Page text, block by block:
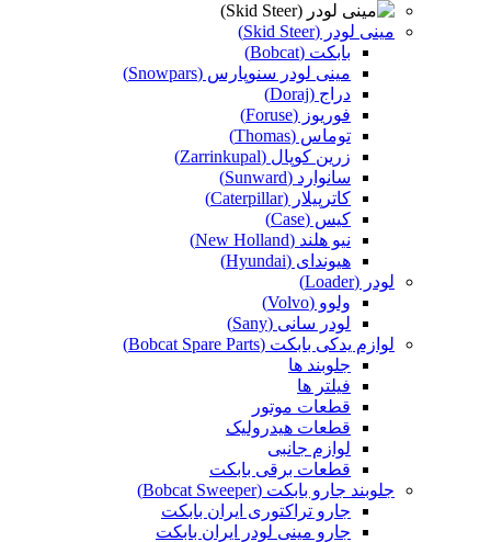
مینی لودر (Skid Steer)
بابکت (Bobcat)
مینی لودر سنوپارس (Snowpars)
دراج (Doraj)
فوریوز (Foruse)
توماس (Thomas)
زرین کوپال (Zarrinkupal)
سانوارد (Sunward)
کاترپیلار (Caterpillar)
کیس (Case)
نیو هلند (New Holland)
هیوندای (Hyundai)
لودر (Loader)
ولوو (Volvo)
لودر سانی (Sany)
لوازم یدکی بابکت (Bobcat Spare Parts)
جلوبند ها
فیلتر ها
قطعات موتور
قطعات هیدرولیک
لوازم جانبی
قطعات برقی بابکت
جلوبند جارو بابکت (Bobcat Sweeper)
جارو تراکتوری ایران بابکت
جارو مینی لودر ایران بابکت